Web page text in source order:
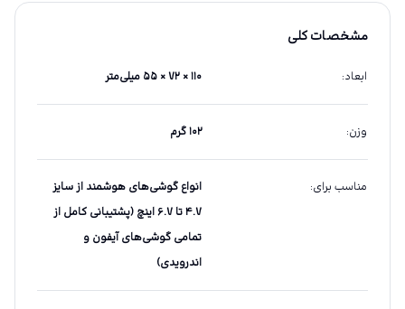
مشخصات کلی
ابعاد: ۱۱۰ × ۷۲ × ۵۵ میلی‌متر
وزن: ۱۰۲ گرم
مناسب برای:
انواع گوشی‌های هوشمند از سایز
۴.۷ تا ۶.۷ اینچ (پشتیبانی کامل از
تمامی گوشی‌های آیفون و
اندرویدی)